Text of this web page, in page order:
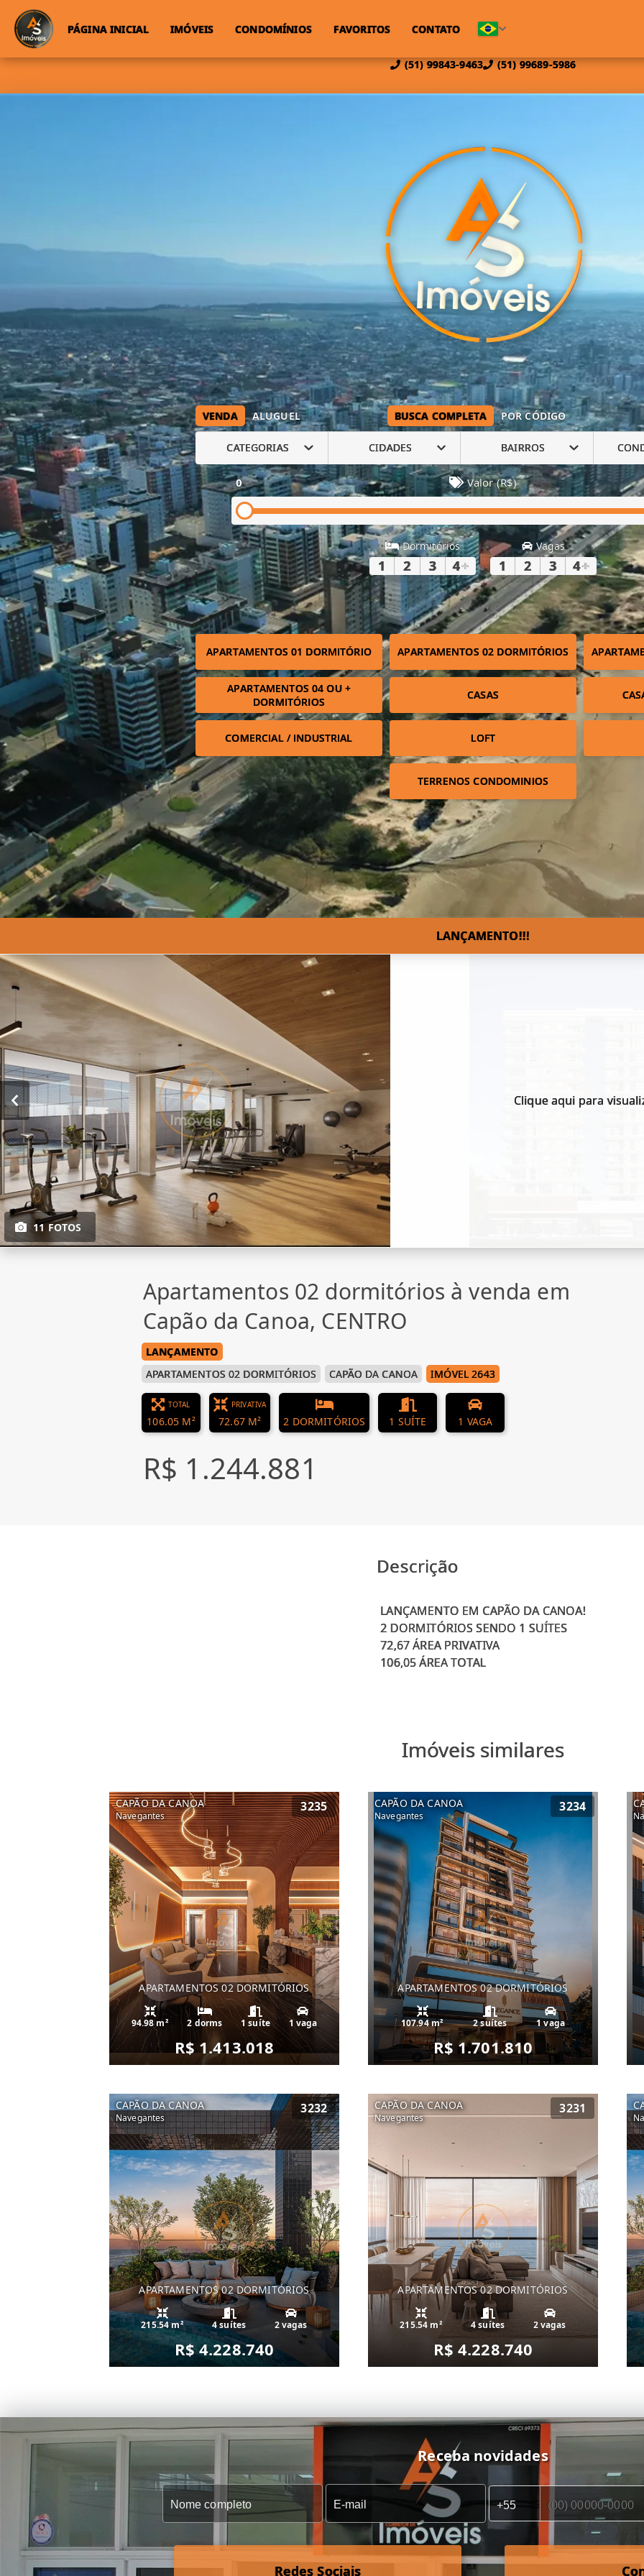
(51) 99843-9463 (51) 99689-5986
PÁGINA INICIAL IMÓVEIS CONDOMÍNIOS FAVORITOS CONTATO
VENDA ALUGUEL BUSCA COMPLETA POR CÓDIGO
CATEGORIAS CIDADES BAIRROS
0 Valor (R$)
Dormitórios
1 2 3 4+
Vagas
1 2 3 4+
APARTAMENTOS 01 DORMITÓRIO APARTAMENTOS 02 DORMITÓRIOS
APARTAMENTOS 04 OU +
DORMITÓRIOS
CASAS
COMERCIAL / INDUSTRIAL LOFT
TERRENOS CONDOMINIOS
LANÇAMENTO!!!
11 FOTOS
Clique aqui para
Apartamentos 02 dormitórios à venda em
Capão da Canoa, CENTRO
LANÇAMENTO
APARTAMENTOS 02 DORMITÓRIOS
CAPÃO DA CANOA IMÓVEL 2643
TOTAL
106.05 M²
PRIVATIVA
72.67 M² 2 DORMITÓRIOS 1 SUÍTE 1 VAGA
R$ 1.244.881
Descrição
LANÇAMENTO EM CAPÃO DA CANOA!
2 DORMITÓRIOS SENDO 1 SUÍTES
72,67 ÁREA PRIVATIVA
106,05 ÁREA TOTAL
Imóveis similares
CAPÃO DA CANOA
Navegantes
3235
APARTAMENTOS 02 DORMITÓRIOS
94.98 m² 2 dorms 1 suíte 1 vaga
R$ 1.413.018
CAPÃO DA CANOA
Navegantes
3234
APARTAMENTOS 02 DORMITÓRIOS
107.94 m² 2 suítes 1 vaga
R$ 1.701.810
CAPÃO DA CANOA
Navegantes
3232
APARTAMENTOS 02 DORMITÓRIOS
215.54 m² 4 suítes 2 vagas
R$ 4.228.740
CAPÃO DA CANOA
Navegantes
3231
APARTAMENTOS 02 DORMITÓRIOS
215.54 m² 4 suítes 2 vagas
R$ 4.228.740
Receba novidades
Redes Sociais